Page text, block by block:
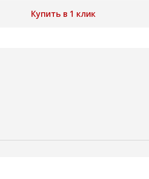
Купить в 1 клик